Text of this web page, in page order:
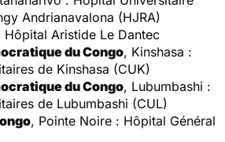
Andrianavalona (HJRA)
Hôpital Aristide Le Dantec
du Congo, Kinshasa :
de Kinshasa (CUK)
du Congo, Lubumbashi :
de Lubumbashi (CUL)
, Pointe Noire : Hôpital Général